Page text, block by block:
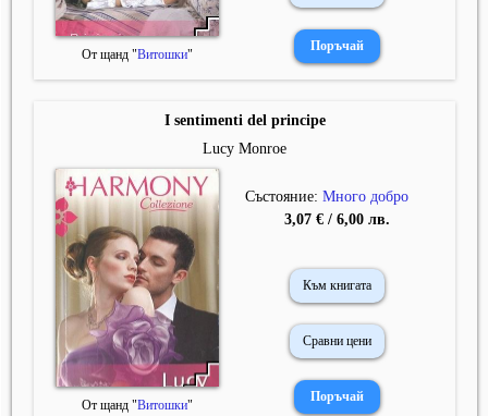
От щанд "Витошки"
I sentimenti del principe
Lucy Monroe
От щанд "Витошки"
Състояние: Много добро
3,07 € / 6,00 лв.
Към книгата
Сравни цени